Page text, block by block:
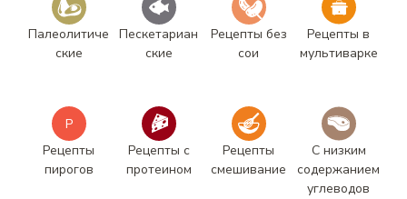
Палеолитиче
ские
Пескетариан
ские
Рецепты без
сои
Рецепты в
мультиварке
Р
Рецепты
пирогов
Рецепты с
протеином
Рецепты
смешивание
С низким
содержанием
углеводов